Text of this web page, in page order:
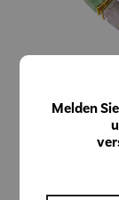
Melden